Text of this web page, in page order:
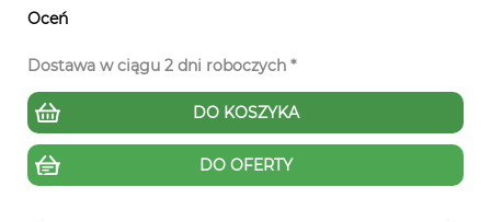
Oceń
Dostawa w ciągu 2 dni roboczych *
DO KOSZYKA
DO OFERTY